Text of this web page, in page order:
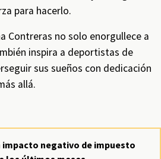
para hacerlo.
Contreras no solo enorgullece a
inspira a deportistas de
sus sueños con dedicación
allá.
negativo de impuesto